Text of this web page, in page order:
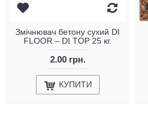
Змічнювач бетону сухий DI
FLOOR – DI TOP 25 кг.
2.00 грн.
КУПИТИ